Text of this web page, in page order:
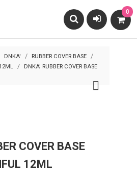
0
DNKA'
RUBBER COVER BASE
DNKA' RUBBER COVER BASE

COVER BASE
12ML